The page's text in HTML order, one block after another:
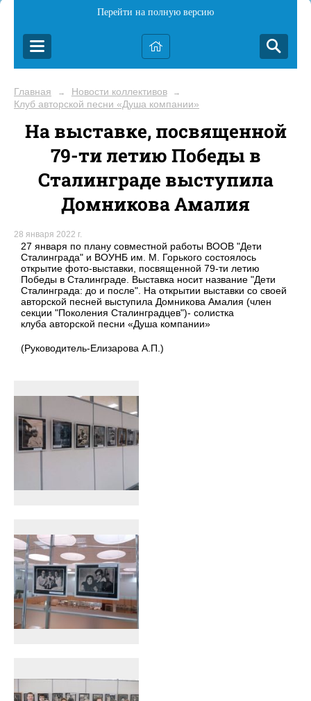
Перейти на полную версию
Главная → Новости коллективов →
Клуб авторской песни «Душа компании»
На выставке, посвященной
79-ти летию Победы в
Сталинграде выступила
Домникова Амалия
28 января 2022 г.
27 января по плану совместной работы ВООВ "Дети
Сталинграда" и ВОУНБ им. М. Горького состоялось
открытие фото-выставки, посвященной 79-ти летию
Победы в Сталинграде. Выставка носит название "Дети
Сталинграда: до и после". На открытии выставки со своей
авторской песней выступила Домникова Амалия (член
секции "Поколения Сталинградцев")- солистка
клуба авторской песни «Душа компании»
(Руководитель-Елизарова А.П.)